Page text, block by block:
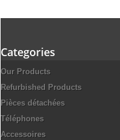
Categories
Our Products
Refurbished Products
Pièces détachées
Téléphones
Accessoires